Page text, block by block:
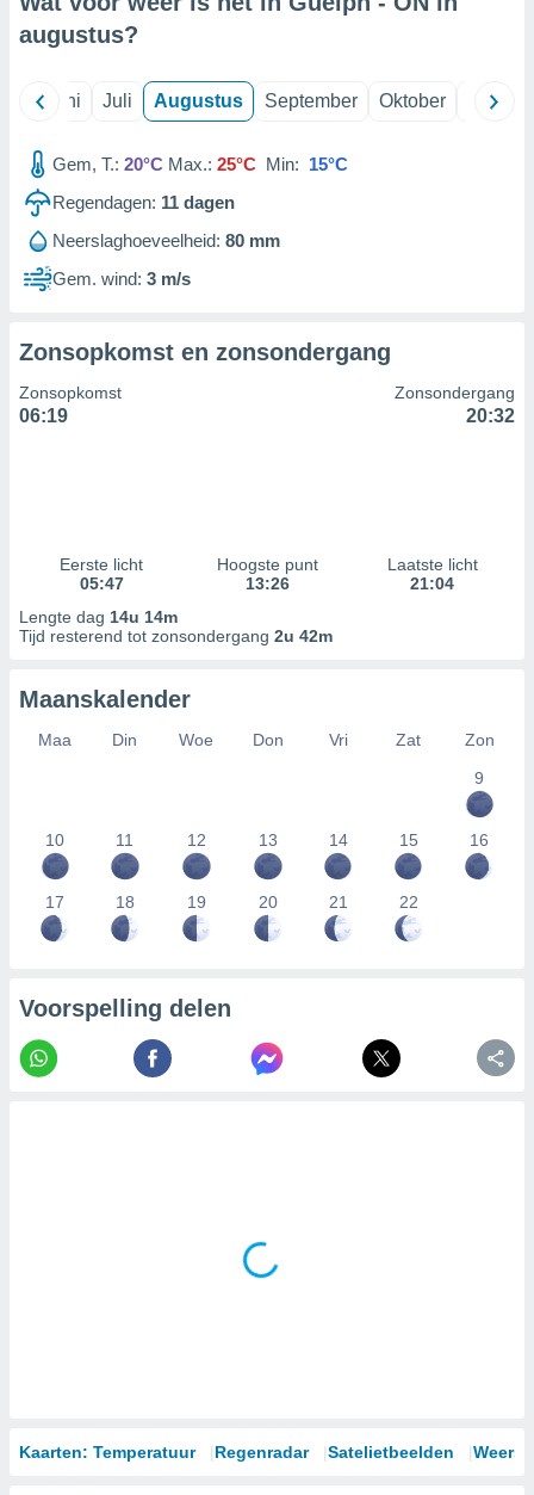
augustus?
Juni Juli Augustus September Oktober
Gem, T.: 20°C Max.: 25°C Min: 15°C
Regendagen: 11 dagen
Neerslaghoeveelheid: 80 mm
Gem. wind: 3 m/s
Zonsopkomst en zonsondergang
Zonsopkomst
06:19
Zonsondergang
20:32
Eerste licht
05:47
Hoogste punt
13:26
Laatste licht
21:04
Lengte dag 14u 14m
Tijd resterend tot zonsondergang 2u 42m
Maanskalender
Maa Din Woe Don Vri Zat
Zon
9
10 11 12 13 14 15 16
17 18 19 20 21 22
Voorspelling delen
Kaarten: Temperatuur Regenradar Satelietbeelden